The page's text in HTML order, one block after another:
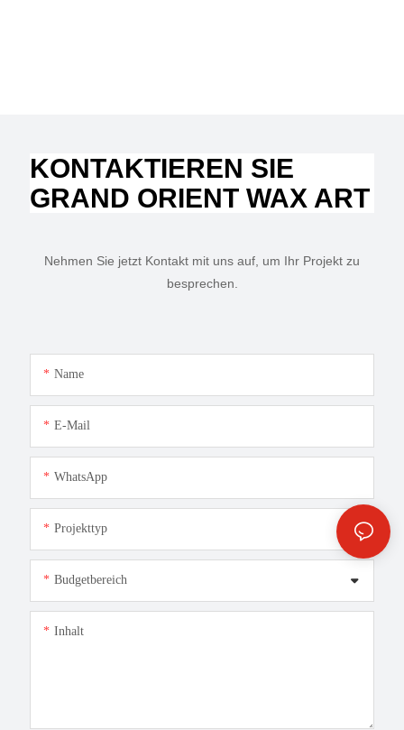
KONTAKTIEREN SIE
GRAND ORIENT WAX ART
Nehmen Sie jetzt Kontakt mit uns auf, um Ihr Projekt zu
besprechen.
Name
E-Mail
WhatsApp
Projekttyp
Budgetbereich
Inhalt